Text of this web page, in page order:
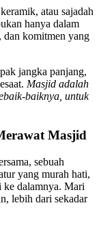
atau sajadah
hanya dalam
dan komitmen yang
jangka panjang,
Masjid adalah
baiknya, untuk
Masjid
sebuah
yang murah hati,
ke dalamnya. Mari
lebih dari sekadar